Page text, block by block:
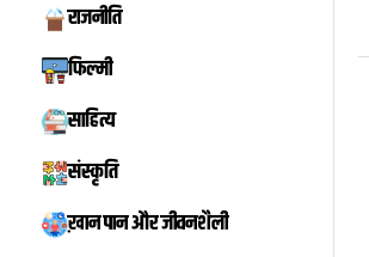
राजनीति
फिल्मी
साहित्य
संस्कृति
ख़ान पान और जीवनशैली